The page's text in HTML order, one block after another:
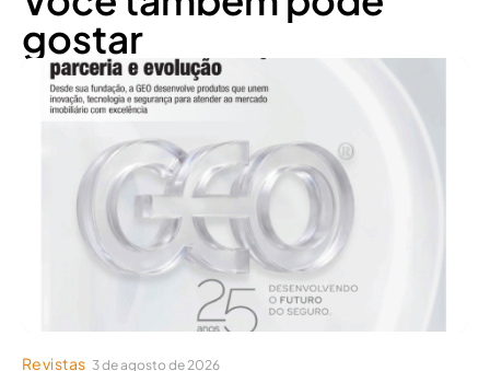
gostar
Revistas 3 de agosto de 2026